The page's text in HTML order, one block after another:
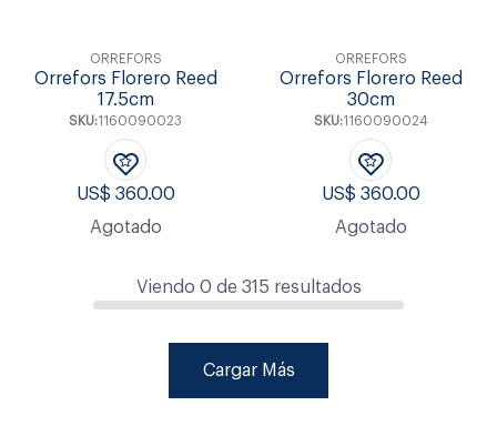
ORREFORS
Orrefors Florero Reed
17.5cm
SKU:1160090023
US$ 360.00
Agotado
ORREFORS
Orrefors Florero Reed
30cm
SKU:1160090024
US$ 360.00
Agotado
Viendo 0 de 315 resultados
Cargar Más